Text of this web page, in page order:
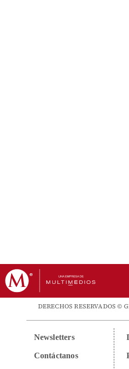
DERECHOS RESERVADOS ©
Newsletters
Contáctanos